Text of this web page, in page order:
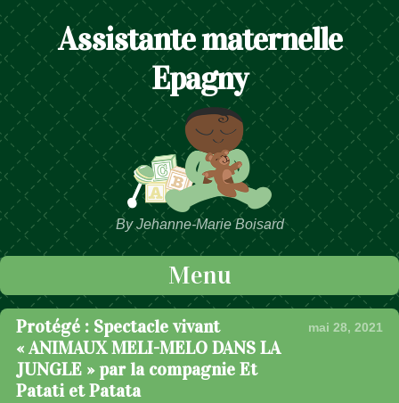
Assistante maternelle
Epagny
By Jehanne-Marie Boisard
Menu
Passer au contenu
Protégé : Spectacle vivant
« ANIMAUX MELI-MELO DANS LA
JUNGLE » par la compagnie Et
Patati et Patata
mai 28, 2021